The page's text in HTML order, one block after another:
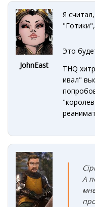
JohnEast
Я
Это
THQ
ивал"
А